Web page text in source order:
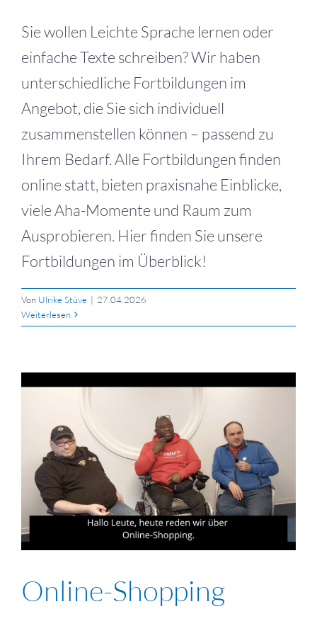
Sie wollen Leichte Sprache lernen oder
einfache Texte schreiben? Wir haben
unterschiedliche Fortbildungen im
Angebot, die Sie sich individuell
zusammenstellen können – passend zu
Ihrem Bedarf. Alle Fortbildungen finden
online statt, bieten praxisnahe Einblicke,
viele Aha-Momente und Raum zum
Ausprobieren. Hier finden Sie unsere
Fortbildungen im Überblick!
Von Ulrike Stüve | 27.04.2026
Weiterlesen
Online-Shopping